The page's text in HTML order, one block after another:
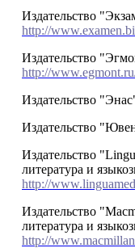
Издательство
http://
Издательство
http://
Издательство
Издательство
Издательство
литература и
http://
Издательство
литература и
http://